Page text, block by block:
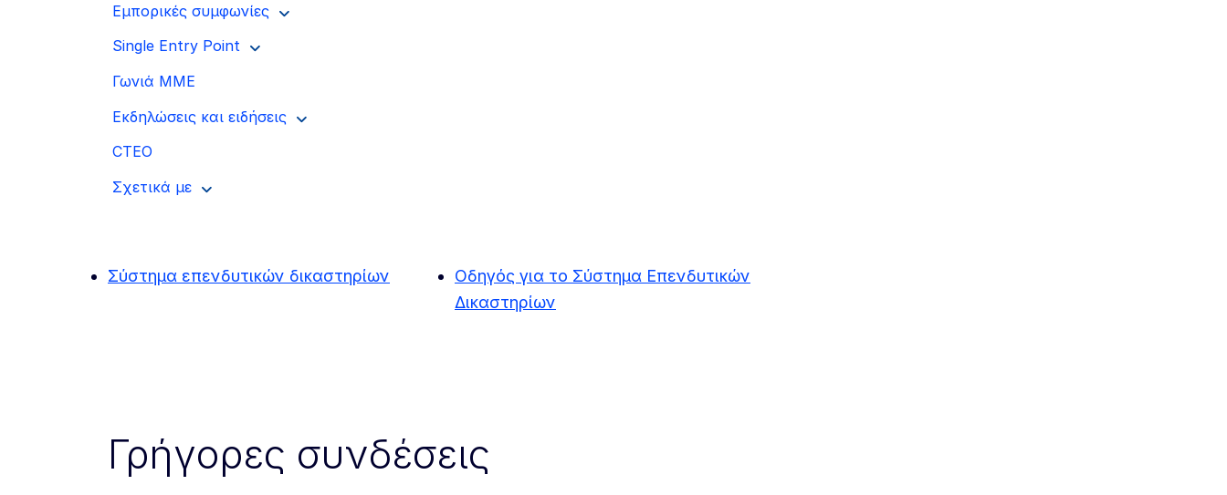
Εμπορικές συμφωνίες
Single Entry Point
Γωνιά ΜΜΕ
Εκδηλώσεις και ειδήσεις
CTEO
Σχετικά με
Σύστημα επενδυτικών δικαστηρίων
Οδηγός για το Σύστημα Επενδυτικών
Δικαστηρίων
Γρήγορες συνδέσεις